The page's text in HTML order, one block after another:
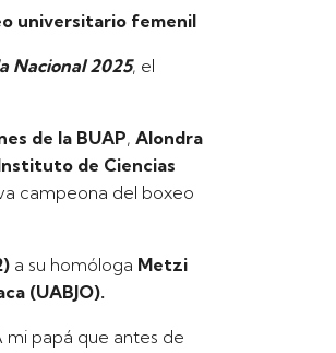
universitario femenil
Nacional 2025, el
de la BUAP, Alondra
de Ciencias
campeona del boxeo
a su homóloga Metzi
(UABJO).
mi papá que antes de